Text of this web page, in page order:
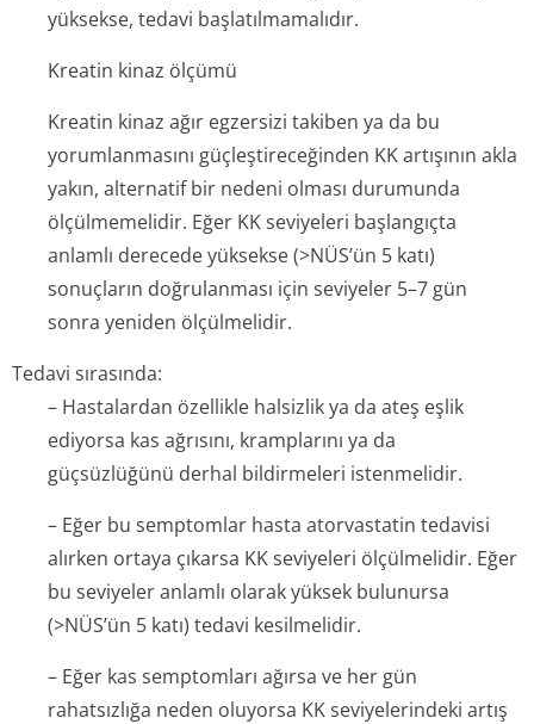
yüksekse, tedavi başlatılmamalıdır.
Kreatin kinaz ölçümü
Kreatin kinaz ağır egzersizi takiben ya da bu
yorumlanmasını güçleştireceğinden KK artışının akla
yakın, alternatif bir nedeni olması durumunda
ölçülmemelidir. Eğer KK seviyeleri başlangıçta
anlamlı derecede yüksekse (>NÜS’ün 5 katı)
sonuçların doğrulanması için seviyeler 5–7 gün
sonra yeniden ölçülmelidir.
Tedavi sırasında:
– Hastalardan özellikle halsizlik ya da ateş eşlik
ediyorsa kas ağrısını, kramplarını ya da
güçsüzlüğünü derhal bildirmeleri istenmelidir.
– Eğer bu semptomlar hasta atorvastatin tedavisi
alırken ortaya çıkarsa KK seviyeleri ölçülmelidir. Eğer
bu seviyeler anlamlı olarak yüksek bulunursa
(>NÜS’ün 5 katı) tedavi kesilmelidir.
– Eğer kas semptomları ağırsa ve her gün
rahatsızlığa neden oluyorsa KK seviyelerindeki artış